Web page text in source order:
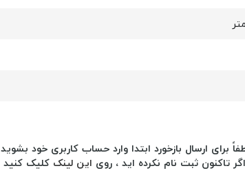
برای ارسال بازخورد ابتدا وارد حساب کاربری خود بشوید
اگر تاکنون ثبت نام نکرده اید ، روی این لینک کلیک کنید